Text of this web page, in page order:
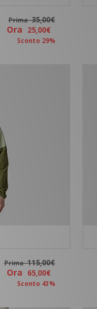
Prima35,00€
Ora 25,00€
Sconto 29%
Prima115,00€
Ora 65,00€
Sconto 43%